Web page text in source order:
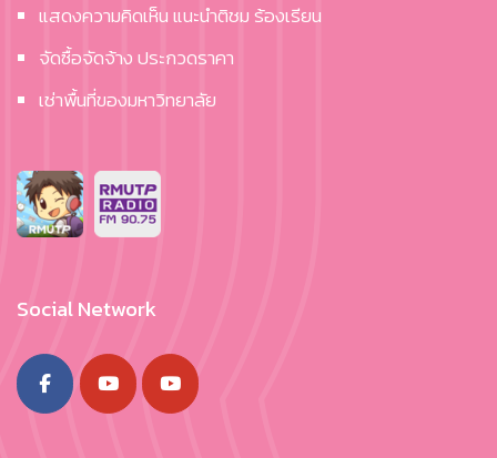
แสดงความคิดเห็น แนะนำติชม ร้องเรียน
จัดซื้อจัดจ้าง ประกวดราคา
เช่าพื้นที่ของมหาวิทยาลัย
Social Network